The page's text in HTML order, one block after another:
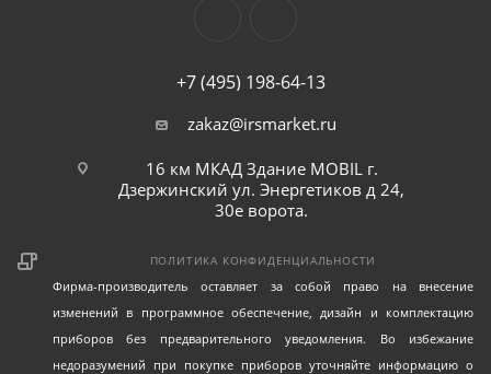
+7 (495) 198-64-13
zakaz@irsmarket.ru
16 км МКАД Здание MOBIL г.
Дзержинский ул. Энергетиков д 24,
30е ворота.
ПОЛИТИКА КОНФИДЕНЦИАЛЬНОСТИ
Фирма-производитель оставляет за собой право на внесение
изменений в программное обеспечение, дизайн и комплектацию
приборов без предварительного уведомления. Во избежание
недоразумений при покупке приборов уточняйте информацию о